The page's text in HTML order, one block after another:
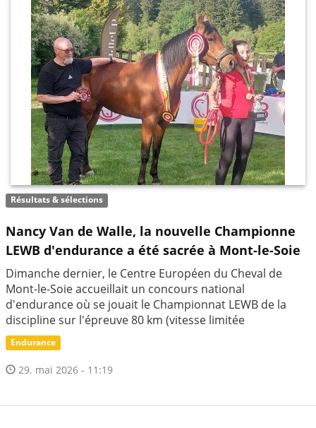
Résultats & sélections
Nancy Van de Walle, la nouvelle Championne
LEWB d'endurance a été sacrée à Mont-le-Soie
Dimanche dernier, le Centre Européen du Cheval de
Mont-le-Soie accueillait un concours national
d'endurance où se jouait le Championnat LEWB de la
discipline sur l'épreuve 80 km (vitesse limitée
Endurance
29. mai 2026 - 11:19